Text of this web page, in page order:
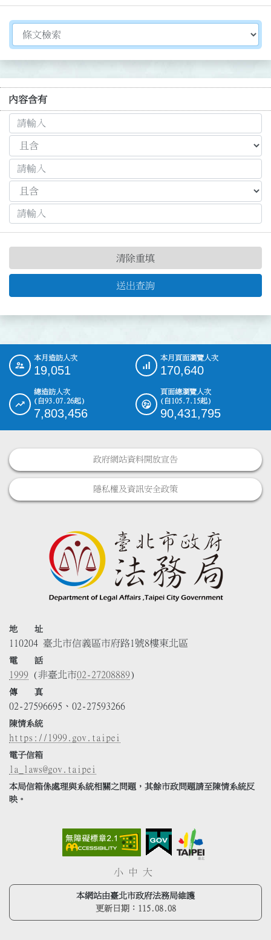
切換選擇法規資訊內容
內容含有
送出查詢
清除重填
::: 本月造訪人次
19,051
本月頁面瀏覽人次
170,640
總造訪人次
(自93.07.26起)
7,803,456
頁面總瀏覽人次
(自105.7.15起)
90,431,795
政府網站資料開放宣告
隱私權及資訊安全政策
地 址
110204 臺北市信義區市府路1號8樓東北區
電 話
1999 (非臺北市02-27208889)
傳 真
02-27596695、02-27593266
陳情系統
https://1999.gov.taipei
電子信箱
la_laws@gov.taipei
本局信箱係處理與系統相關之問題，其餘市政問題請至陳情系統反
映。
小 中 大
本網站由臺北市政府法務局維護
更新日期： 115.08.08